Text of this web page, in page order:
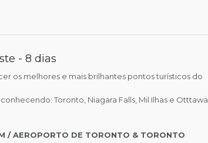
- 8 dias
os melhores e mais brilhantes pontos turísticos do
Toronto, Niagara Falls, Mil Ilhas e Otttawa,
/ AEROPORTO DE TORONTO & TORONTO